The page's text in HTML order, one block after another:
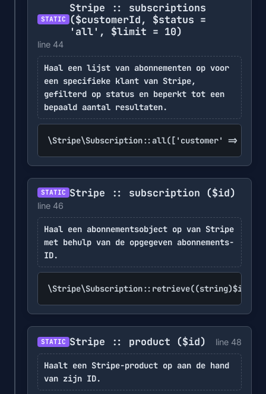
STATIC
Stripe :: subscriptions
($customerId, $status =
'all', $limit = 10)
line 44
Haal een lijst van abonnementen op voor
een specifieke klant van Stripe,
gefilterd op status en beperkt tot een
bepaald aantal resultaten.
\Stripe\Subscription::all(['customer' =>
STATIC Stripe :: subscription ($id)
line 46
Haal een abonnementsobject op van Stripe
met behulp van de opgegeven abonnements-
ID.
\Stripe\Subscription::retrieve((string)$id)
STATIC Stripe :: product ($id) line 48
Haalt een Stripe-product op aan de hand
van zijn ID.